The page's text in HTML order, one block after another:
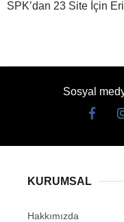
SPK’dan 23 Site İçin
Sosyal
KURUMSAL
Hakkımızda